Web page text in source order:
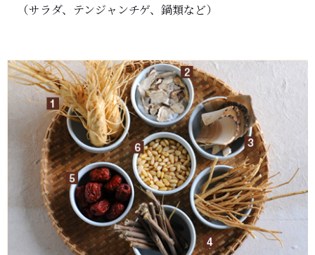
（サラダ、テンジャンチゲ、鍋類など）